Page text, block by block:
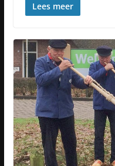
Lees meer